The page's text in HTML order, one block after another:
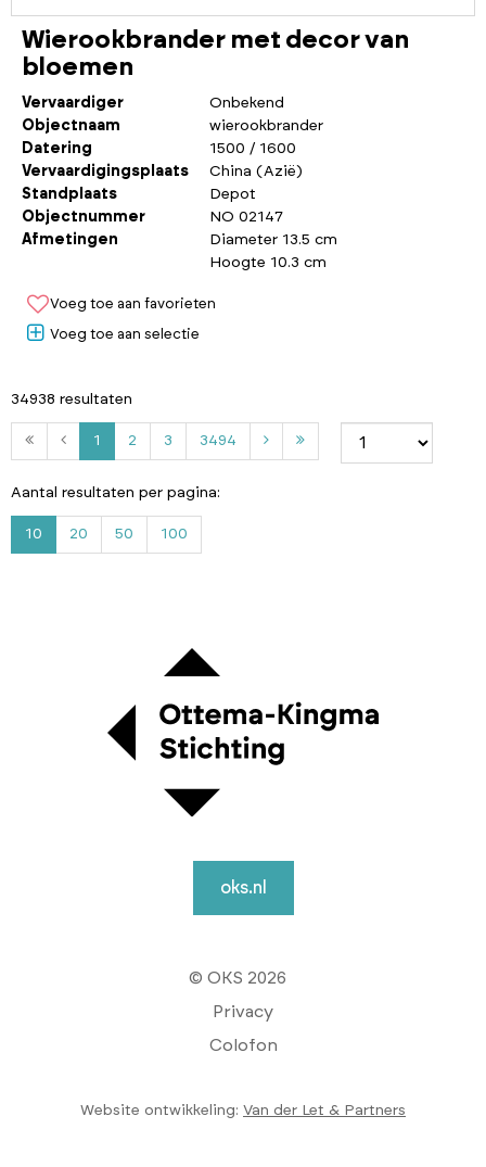
Wierookbrander met decor van
bloemen
Vervaardiger
Onbekend
Objectnaam
wierookbrander
Datering
1500 / 1600
Vervaardigingsplaats
China (Azië)
Standplaats
Depot
Objectnummer
NO 02147
Afmetingen
Diameter 13.5 cm
Hoogte 10.3 cm
Voeg toe aan favorieten
Voeg toe aan selectie
34938 resultaten
1 2 3 3494
4
Aantal resultaten per pagina:
10 20 50 100
oks.nl
© OKS 2026
Privacy
Colofon
Website ontwikkeling: Van der Let & Partners